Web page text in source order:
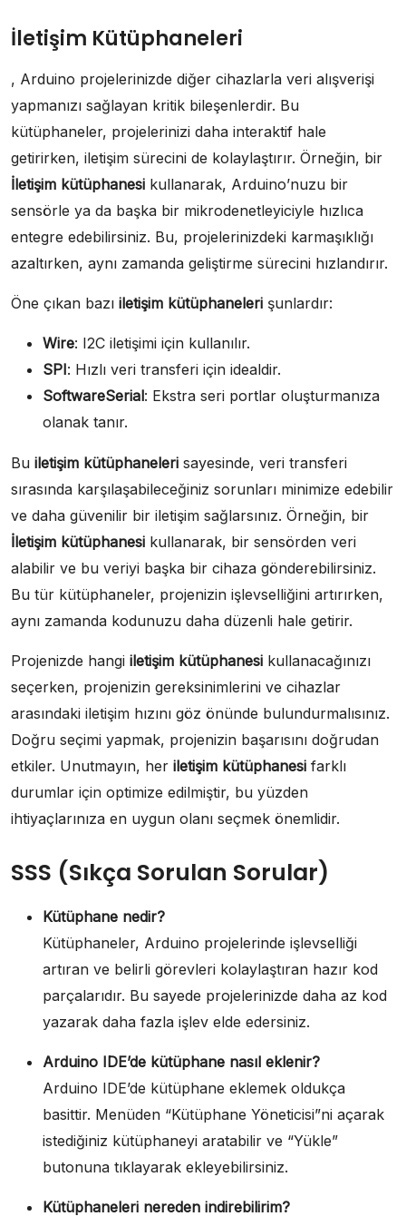
İletişim Kütüphaneleri
, Arduino projelerinizde diğer cihazlarla veri alışverişi
yapmanızı sağlayan kritik bileşenlerdir. Bu
kütüphaneler, projelerinizi daha interaktif hale
getirirken, iletişim sürecini de kolaylaştırır. Örneğin, bir
İletişim kütüphanesi kullanarak, Arduino’nuzu bir
sensörle ya da başka bir mikrodenetleyiciyle hızlıca
entegre edebilirsiniz. Bu, projelerinizdeki karmaşıklığı
azaltırken, aynı zamanda geliştirme sürecini hızlandırır.
Öne çıkan bazı iletişim kütüphaneleri şunlardır:
Wire: I2C iletişimi için kullanılır.
SPI: Hızlı veri transferi için idealdir.
SoftwareSerial: Ekstra seri portlar oluşturmanıza
olanak tanır.
Bu iletişim kütüphaneleri sayesinde, veri transferi
sırasında karşılaşabileceğiniz sorunları minimize edebilir
ve daha güvenilir bir iletişim sağlarsınız. Örneğin, bir
İletişim kütüphanesi kullanarak, bir sensörden veri
alabilir ve bu veriyi başka bir cihaza gönderebilirsiniz.
Bu tür kütüphaneler, projenizin işlevselliğini artırırken,
aynı zamanda kodunuzu daha düzenli hale getirir.
Projenizde hangi iletişim kütüphanesi kullanacağınızı
seçerken, projenizin gereksinimlerini ve cihazlar
arasındaki iletişim hızını göz önünde bulundurmalısınız.
Doğru seçimi yapmak, projenizin başarısını doğrudan
etkiler. Unutmayın, her iletişim kütüphanesi farklı
durumlar için optimize edilmiştir, bu yüzden
ihtiyaçlarınıza en uygun olanı seçmek önemlidir.
SSS (Sıkça Sorulan Sorular)
Kütüphane nedir?
Kütüphaneler, Arduino projelerinde işlevselliği
artıran ve belirli görevleri kolaylaştıran hazır kod
parçalarıdır. Bu sayede projelerinizde daha az kod
yazarak daha fazla işlev elde edersiniz.
Arduino IDE’de kütüphane nasıl eklenir?
Arduino IDE’de kütüphane eklemek oldukça
basittir. Menüden “Kütüphane Yöneticisi”ni açarak
istediğiniz kütüphaneyi aratabilir ve “Yükle”
butonuna tıklayarak ekleyebilirsiniz.
Kütüphaneleri nereden indirebilirim?